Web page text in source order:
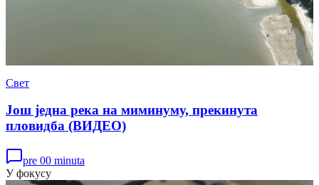
Свет
Још једна река на миминуму, прекинута
пловидба (ВИДЕО)
pre 00 minuta
У фокусу